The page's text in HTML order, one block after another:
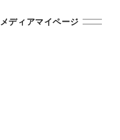
メディアマイページ